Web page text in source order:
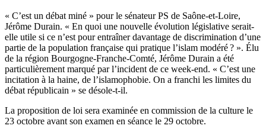
« C’est un débat miné » pour le sénateur PS de Saône-et-Loire,
Jérôme Durain. « En quoi une nouvelle évolution législative serait-
elle utile si ce n’est pour entraîner davantage de discrimination d’une
partie de la population française qui pratique l’islam modéré ? ». Élu
de la région Bourgogne-Franche-Comté, Jérôme Durain a été
particulièrement marqué par l’incident de ce week-end. « C’est une
incitation à la haine, de l’islamophobie. On a franchi les limites du
débat républicain » se désole-t-il.
La proposition de loi sera examinée en commission de la culture le
23 octobre avant son examen en séance le 29 octobre.